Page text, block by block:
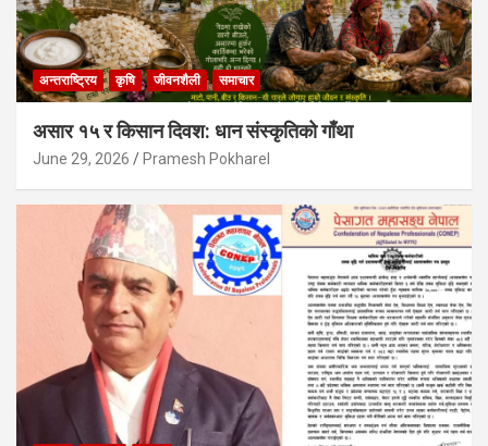
अन्तराष्ट्रिय कृषि जीवनशैली समाचार
असार १५ र किसान दिवश: धान संस्कृतिको गाँथा
June 29, 2026 Pramesh Pokharel